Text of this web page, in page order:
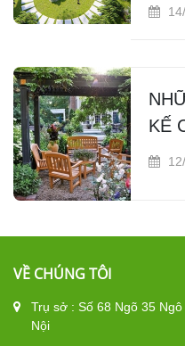
KẾ
VỀ CHÚNG TÔI
Trụ sở : Số 68 Ngõ 35
Nội